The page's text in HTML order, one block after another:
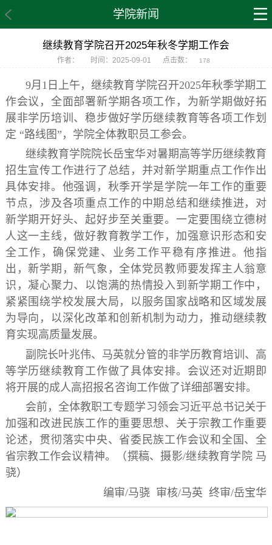
学院新闻
继续教育学院召开2025年秋冬学期工作会
作者： 时间：2025-09-01 点击数： 178
9月1日上午，继续教育学院召开2025年秋季学期工
作会议，全面部署新学期各项工作，为新学期做好拓
展非学历培训、稳步做好学历继续教育等各项工作划
定 “路线图”，学院全体教职员工参会。
继续教育学院院长岳宝华对暑期高等学历继续教育
招生宣传工作进行了总结，并对新学期重点工作作出
具体安排。他强调，秋季开学是学院一年工作的重要
节点，涉及各项重点工作的中期总结和继续推进，对
新学期开好头、起好步至关重要。一定要围绕立德树
人这一主线，做好教育教学工作，加强意识形态和安
全工作，确保党建、业务工作平稳有序推进。他指
出，新学期，新气象，全体党员教师要发挥主人翁意
识，凝心聚力、以饱满的热情投入到新学期工作中，
紧紧围绕学校发展大局，以服务国家战略和区域发展
为导向，以深化改革和创新机制为动力，推动继续教
育实现高质量发展。
副院长叶兆伟、马英就分管的非学历教育培训、高
等学历继续教育工作做了具体安排。 会议还对近期即
将开展的成人高招报名咨询工作做了详细部署安排。
会前，全体教职工专题学习领会习近平总书记关于
加强和改进民族工作的重要思想、关于宗教工作重要
论述，贯彻落实中央、省委民族工作会议和全国、全
省宗教工作会议精神。（撰稿、摄影/继续教育学院 马
骁）
编审/马骁 审核/马英 终审/岳宝华